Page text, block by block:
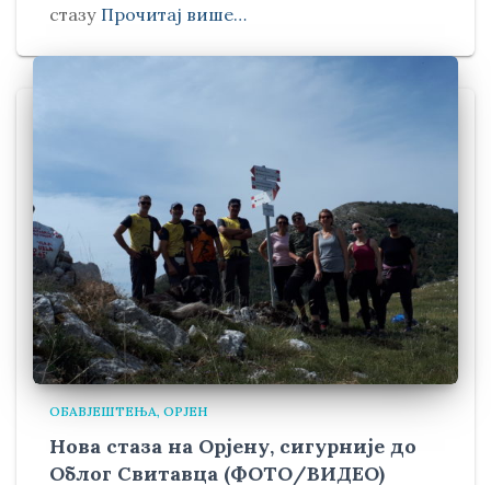
стазу Прочитај више…
ОБАВЈЕШТЕЊА ОРЈЕН
Нова стаза на Орјену, сигурније до
Облог Свитавца (ФОТО/ВИДЕО)